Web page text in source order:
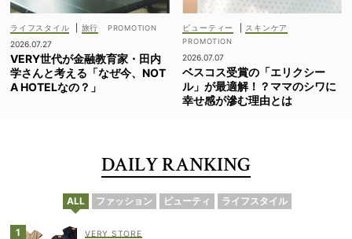
ライフスタイル
旅行
2026.07.27
VERY世代が金融教育家・田内
学さんと考える「なぜ今、NOT
A HOTELなの？」
ビューティー スキンケア
2026.07.07
ベスコス受賞の「エリクシー
ル」が最適解！？ママのシワに
幸せ感が滲む理由とは
DAILY RANKING
ALL ファッション ビューティ ライフスタイル
VERY STORE